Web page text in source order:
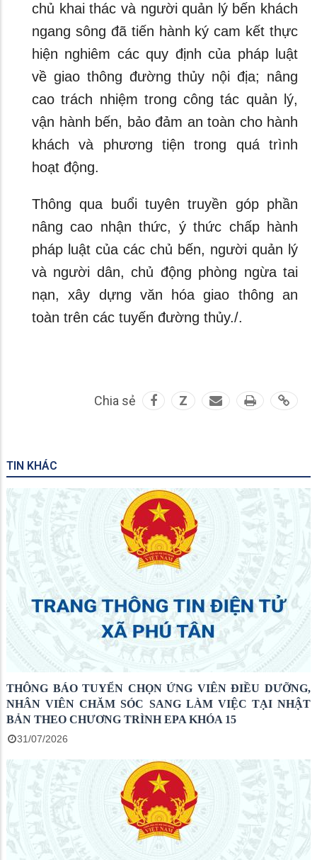
chủ khai thác và người quản lý bến khách
ngang sông đã tiến hành ký cam kết thực
hiện nghiêm các quy định của pháp luật
về giao thông đường thủy nội địa; nâng
cao trách nhiệm trong công tác quản lý,
vận hành bến, bảo đảm an toàn cho hành
khách và phương tiện trong quá trình
hoạt động.
Thông qua buổi tuyên truyền góp phần
nâng cao nhận thức, ý thức chấp hành
pháp luật của các chủ bến, người quản lý
và người dân, chủ động phòng ngừa tai
nạn, xây dựng văn hóa giao thông an
toàn trên các tuyến đường thủy./.
Chia sẻ Z
TIN KHÁC
THÔNG BÁO TUYỂN CHỌN ỨNG VIÊN ĐIỀU DƯỠNG,
NHÂN VIÊN CHĂM SÓC SANG LÀM VIỆC TẠI NHẬT
BẢN THEO CHƯƠNG TRÌNH EPA KHÓA 15
31/07/2026